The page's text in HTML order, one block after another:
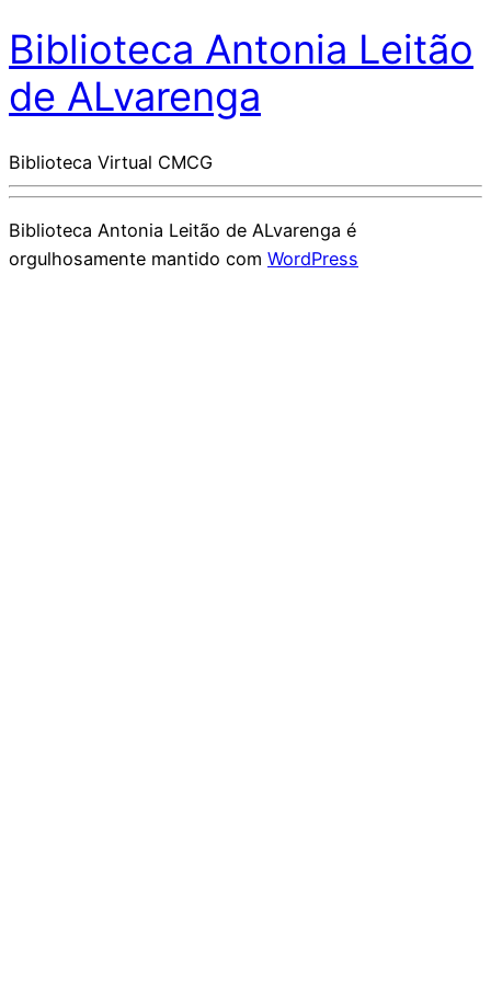
Biblioteca Antonia Leitão
de ALvarenga
Biblioteca Virtual CMCG
Biblioteca Antonia Leitão de ALvarenga é
orgulhosamente mantido com WordPress